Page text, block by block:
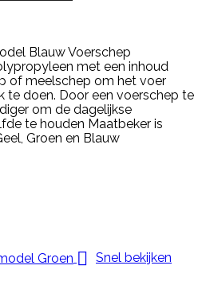
Blauw Voerschep
met een inhoud
of meelschep om het voer
te doen. Door een voerschep te
om de dagelijkse
te houden Maatbeker is
Groen en Blauw
 Snel bekijken